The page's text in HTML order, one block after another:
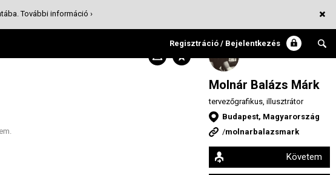
Regisztráció / Bejelentkezés
Molnár Balázs Márk
tervezőgrafikus, illusztrátor
Budapest, Magyarország
/molnarbalazsmark
Követem
További információ ›